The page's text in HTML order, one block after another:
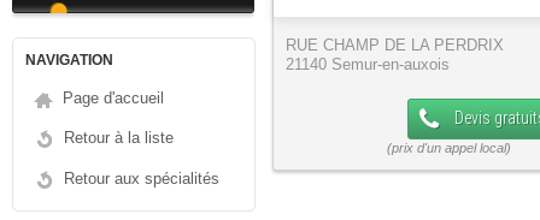
NAVIGATION
Page d'accueil
Retour à la liste
Retour aux spécialités
RUE CHAMP DE LA PERDRIX
21140 Semur-en-auxois
Devis